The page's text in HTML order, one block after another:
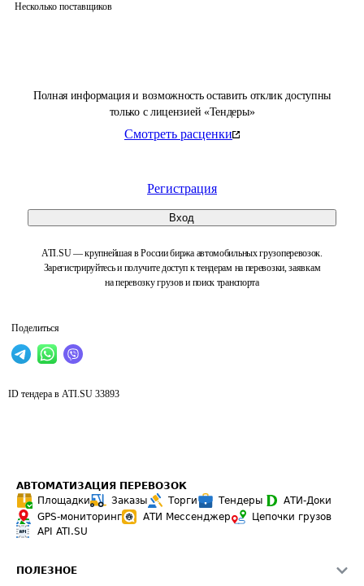
Полная информация и возможность оставить отклик доступны
только с лицензией «Тендеры»
Смотреть расценки
Регистрация
Вход
ATI.SU — крупнейшая в России биржа автомобильных грузоперевозок.
Зарегистрируйтесь и получите доступ к тендерам на перевозки, заявкам
на перевозку грузов и поиск транспорта
Поделиться
Несколько поставщиков
ID тендера в ATI.SU 33893
АВТОМАТИЗАЦИЯ ПЕРЕВОЗОК
Площадки
Заказы Торги Тендеры
АТИ-Доки
GPS-мониторинг
АТИ Мессенджер
Цепочки грузов
API ATI.SU
ПОЛЕЗНОЕ